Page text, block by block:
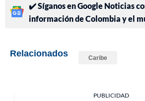
✔️ Síganos en Google Noticias
información de Colombia y el
Relacionados Caribe
PUBLICIDAD